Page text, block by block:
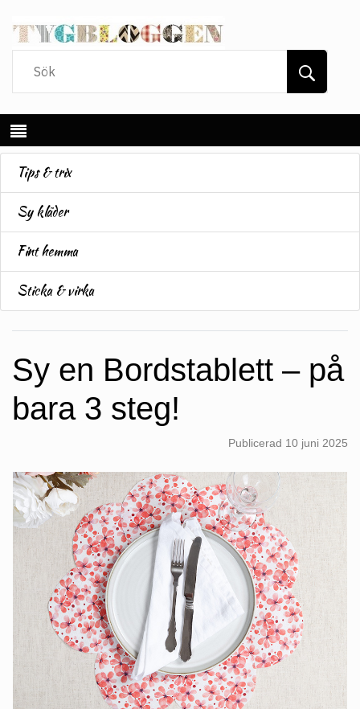
Tips & trix
Sy kläder
Fint hemma
Sticka & virka
Sy en Bordstablett – på
bara 3 steg!
Publicerad 10 juni 2025